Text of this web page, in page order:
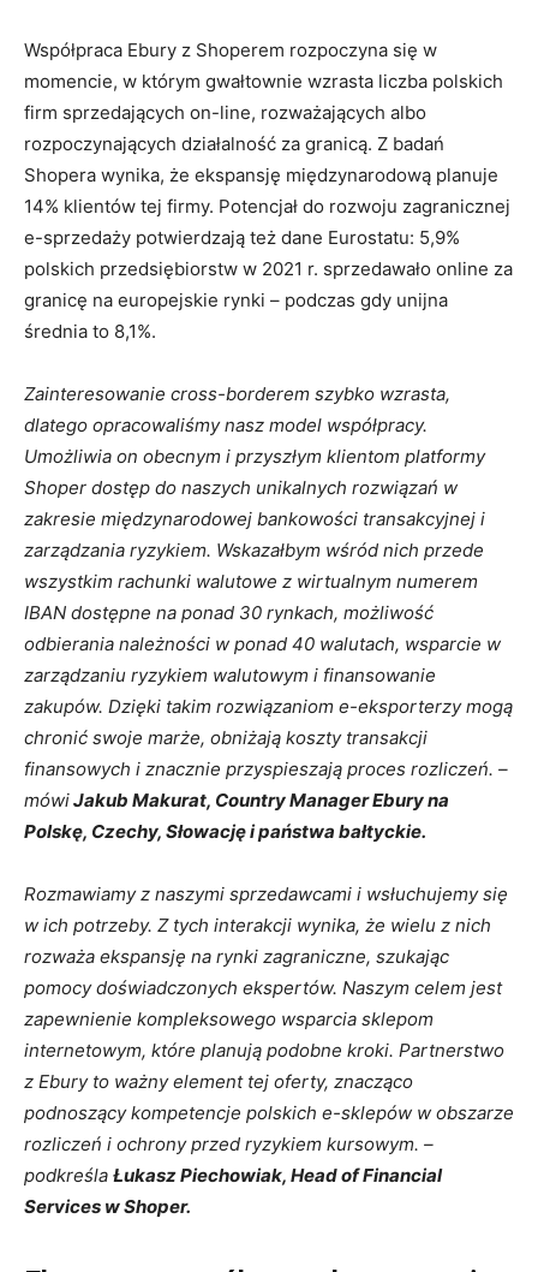
Współpraca Ebury z Shoperem rozpoczyna się w
momencie, w którym gwałtownie wzrasta liczba polskich
firm sprzedających on-line, rozważających albo
rozpoczynających działalność za granicą. Z badań
Shopera wynika, że ekspansję międzynarodową planuje
14% klientów tej firmy. Potencjał do rozwoju zagranicznej
e-sprzedaży potwierdzają też dane Eurostatu: 5,9%
polskich przedsiębiorstw w 2021 r. sprzedawało online za
granicę na europejskie rynki – podczas gdy unijna
średnia to 8,1%.
Zainteresowanie cross-borderem szybko wzrasta,
dlatego opracowaliśmy nasz model współpracy.
Umożliwia on obecnym i przyszłym klientom platformy
Shoper dostęp do naszych unikalnych rozwiązań w
zakresie międzynarodowej bankowości transakcyjnej i
zarządzania ryzykiem. Wskazałbym wśród nich przede
wszystkim rachunki walutowe z wirtualnym numerem
IBAN dostępne na ponad 30 rynkach, możliwość
odbierania należności w ponad 40 walutach, wsparcie w
zarządzaniu ryzykiem walutowym i finansowanie
zakupów. Dzięki takim rozwiązaniom e-eksporterzy mogą
chronić swoje marże, obniżają koszty transakcji
finansowych i znacznie przyspieszają proces rozliczeń. –
mówiJakub Makurat, Country Manager Ebury na
Polskę, Czechy, Słowację i państwa bałtyckie.
Rozmawiamy z naszymi sprzedawcami i wsłuchujemy się
w ich potrzeby. Z tych interakcji wynika, że wielu z nich
rozważa ekspansję na rynki zagraniczne, szukając
pomocy doświadczonych ekspertów. Naszym celem jest
zapewnienie kompleksowego wsparcia sklepom
internetowym, które planują podobne kroki. Partnerstwo
z Ebury to ważny element tej oferty, znacząco
podnoszący kompetencje polskich e-sklepów w obszarze
rozliczeń i ochrony przed ryzykiem kursowym. –
podkreśla Łukasz Piechowiak, Head of Financial
Services w Shoper.